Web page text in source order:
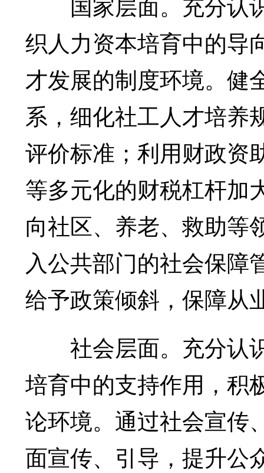
织人力资本培育中的导
才发展的制度环境。健
系，细化社工人才培养
评价标准；利用财政资
等多元化的财税杠杆加
向社区、养老、救助等
入公共部门的社会保障
给予政策倾斜，保障从
社会层面。充分认
培育中的支持作用，积
论环境。通过社会宣传
面宣传、引导，提升公